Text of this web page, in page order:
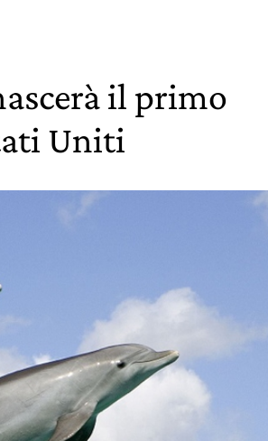
il primo
Uniti